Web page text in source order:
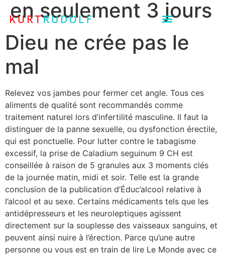
en seulement 3 jours
Dieu ne crée pas le
mal
Relevez vos jambes pour fermer cet angle. Tous ces
aliments de qualité sont recommandés comme
traitement naturel lors d’infertilité masculine. Il faut la
distinguer de la panne sexuelle, ou dysfonction érectile,
qui est ponctuelle. Pour lutter contre le tabagisme
excessif, la prise de Caladium seguinum 9 CH est
conseillée à raison de 5 granules aux 3 moments clés
de la journée matin, midi et soir. Telle est la grande
conclusion de la publication d’Éduc’alcool relative à
l’alcool et au sexe. Certains médicaments tels que les
antidépresseurs et les neuroleptiques agissent
directement sur la souplesse des vaisseaux sanguins, et
peuvent ainsi nuire à l’érection. Parce qu’une autre
personne ou vous est en train de lire Le Monde avec ce